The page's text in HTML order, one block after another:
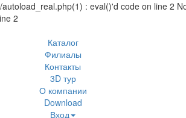
: eval()'d code on line 2
2
Каталог
Филиалы
Контакты
3D тур
О компании
Download
Вход